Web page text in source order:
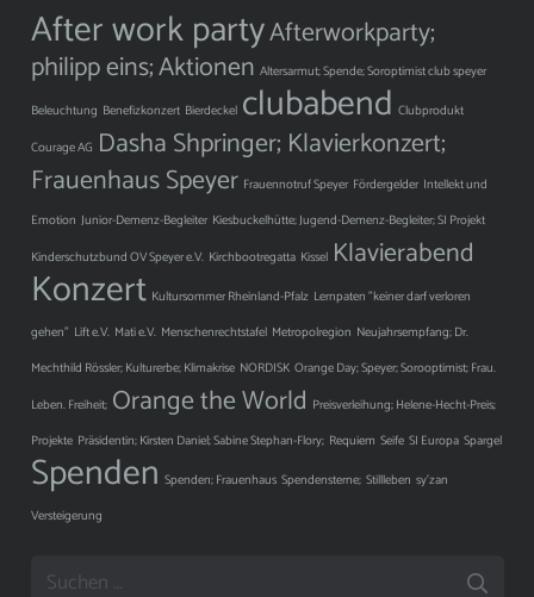
After work partyAfterworkparty;
philipp eins;Aktionen Altersarmut; Spende; Soroptimist club speyer
Beleuchtung Benefizkonzert Bierdeckel clubabend Clubprodukt
Courage AG Dasha Shpringer; Klavierkonzert;
Frauenhaus Speyer Frauennotruf Speyer Fördergelder Intellekt und
Emotion Junior-Demenz-Begleiter Kiesbuckelhütte; Jugend-Demenz-Begleiter; SI Projekt
Kinderschutzbund OV Speyer e.V. Kirchbootregatta Kissel Klavierabend
Konzert Kultursommer Rheinland-Pfalz Lernpaten "keiner darf verloren
gehen" Lift e.V. Mati e.V. Menschenrechtstafel Metropolregion Neujahrsempfang; Dr.
Mechthild Rössler; Kulturerbe; Klimakrise NORDISK Orange Day; Speyer; Sorooptimist; Frau.
Leben. Freiheit; Orange the World Preisverleihung; Helene-Hecht-Preis;
Projekte Präsidentin; Kirsten Daniel; Sabine Stephan-Flory; Requiem Seife SI Europa Spargel
Spenden Spenden; Frauenhaus Spendensterne; Stillleben sy'zan
Versteigerung
Suchen